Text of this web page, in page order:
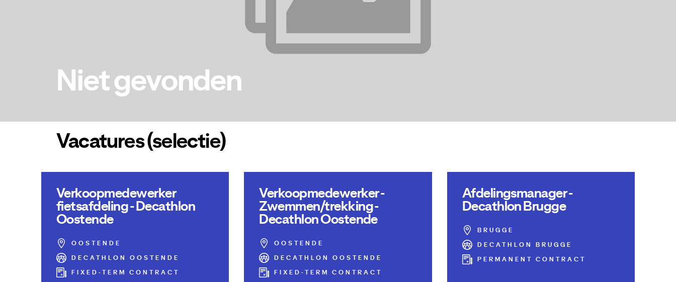
Niet gevonden
Vacatures (selectie)
Verkoopmedewerker
fietsafdeling - Decathlon
Oostende
OOSTENDE
DECATHLON OOSTENDE
FIXED-TERM CONTRACT
Verkoopmedewerker -
Zwemmen/trekking -
Decathlon Oostende
OOSTENDE
DECATHLON OOSTENDE
FIXED-TERM CONTRACT
Afdelingsmanager -
Decathlon Brugge
BRUGGE
DECATHLON BRUGGE
PERMANENT CONTRACT